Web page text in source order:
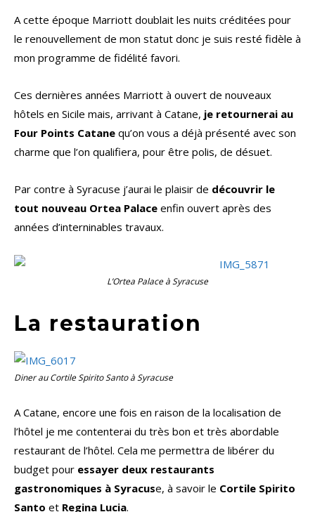
A cette époque Marriott doublait les nuits créditées pour
le renouvellement de mon statut donc je suis resté fidèle à
mon programme de fidélité favori.
Ces dernières années Marriott à ouvert de nouveaux
hôtels en Sicile mais, arrivant à Catane, je retournerai au
Four Points Catane qu’on vous a déjà présenté avec son
charme que l’on qualifiera, pour être polis, de désuet.
Par contre à Syracuse j’aurai le plaisir de découvrir le
tout nouveau Ortea Palace enfin ouvert après des
années d’interninables travaux.
L’Ortea Palace à Syracuse
La restauration
Diner au Cortile Spirito Santo à Syracuse
A Catane, encore une fois en raison de la localisation de
l’hôtel je me contenterai du très bon et très abordable
restaurant de l’hôtel. Cela me permettra de libérer du
budget pour essayer deux restaurants
gastronomiques à Syracuse, à savoir le Cortile Spirito
Santo et Regina Lucia.